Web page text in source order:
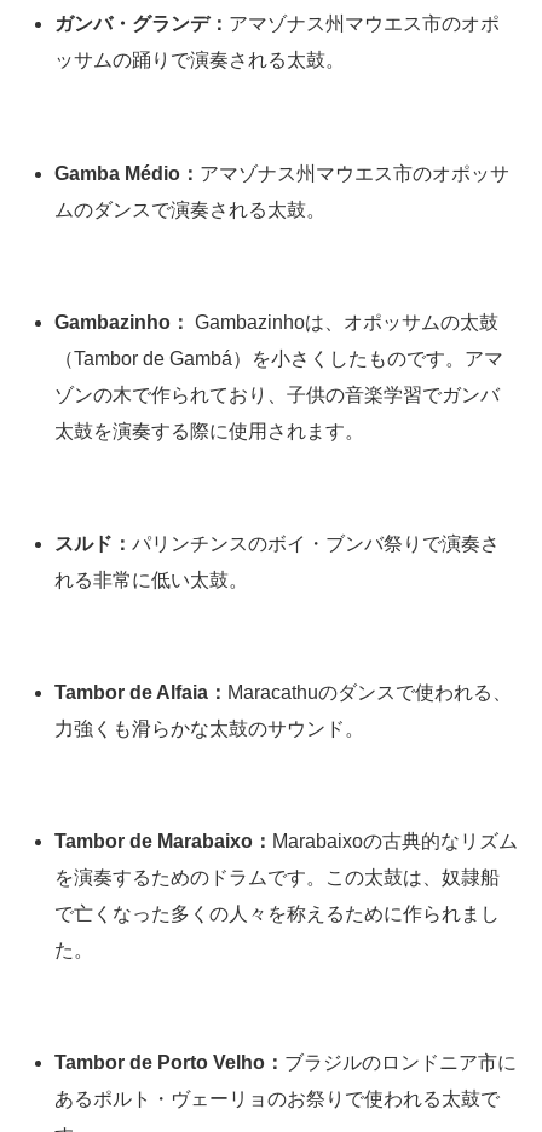
ガンバ・グランデ： アマゾナス州マウエス市のオポ
ッサムの踊りで演奏される太鼓。
Gamba Médio： アマゾナス州マウエス市のオポッサ
ムのダンスで演奏される太鼓。
Gambazinho： Gambazinhoは、オポッサムの太鼓
（Tambor de Gambá）を小さくしたものです。アマ
ゾンの木で作られており、子供の音楽学習でガンバ
太鼓を演奏する際に使用されます。
スルド：パリンチンスのボイ・ブンバ祭りで演奏さ
れる非常に低い太鼓。
Tambor de Alfaia： Maracathuのダンスで使われる、
力強くも滑らかな太鼓のサウンド。
Tambor de Marabaixo： Marabaixoの古典的なリズム
を演奏するためのドラムです。この太鼓は、奴隷船
で亡くなった多くの人々を称えるために作られまし
た。
Tambor de Porto Velho： ブラジルのロンドニア市に
あるポルト・ヴェーリョのお祭りで使われる太鼓で